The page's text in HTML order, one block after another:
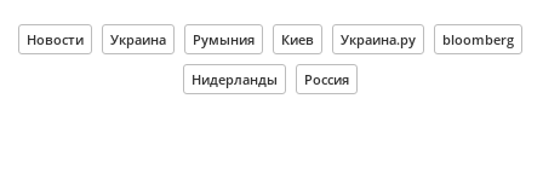
Новости Украина Румыния Киев Украина.ру bloomberg
Нидерланды Россия